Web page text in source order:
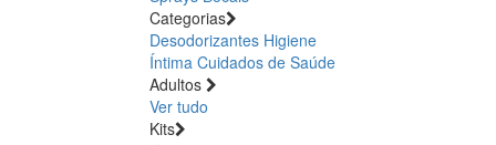
Categorias
Desodorizantes Higiene
Íntima Cuidados de Saúde
Adultos
Ver tudo
Kits